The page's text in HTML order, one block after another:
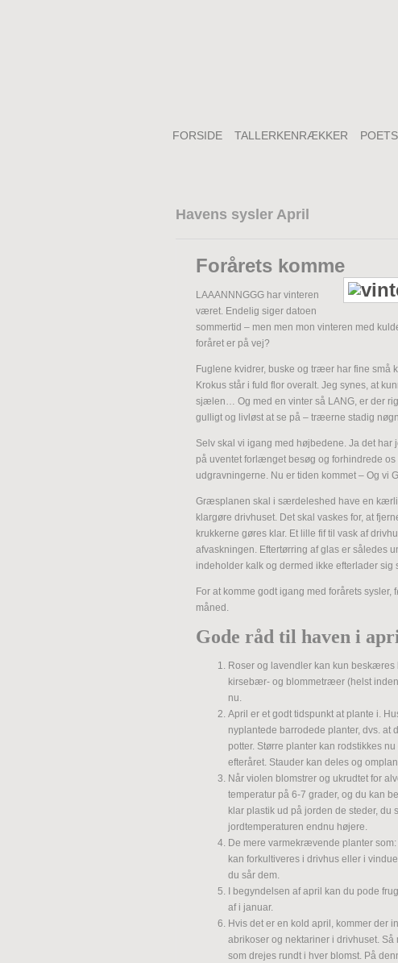
FORSIDE TALLERKENRÆKKER
Havens sysler April
Forårets komme
LAAANNNGGG har vinteren
været. Endelig siger datoen
sommertid – men men mon vinteren med
foråret er på vej?
Fuglene kvidrer, buske og træer har fine små
Krokus står i fuld flor overalt. Jeg synes, at
sjælen… Og med en vinter så LANG, er der
gulligt og livløst at se på – træerne stadig
Selv skal vi igang med højbedene. Ja det har
på uventet forlænget besøg og forhindrede os
udgravningerne. Nu er tiden kommet – Og vi
Græsplanen skal i særdeleshed have en
klargøre drivhuset. Det skal vaskes for, at
krukkerne gøres klar. Et lille fif til vask af
afvaskningen. Eftertørring af glas er således
indeholder kalk og dermed ikke efterlader sig
For at komme godt igang med forårets sysler,
måned.
Gode råd til haven i
Roser og lavendler kan kun
kirsebær- og blommetræer (helst
nu.
April er et godt tidspunkt at plante i.
nyplantede barrodede planter, dvs. at
potter. Større planter kan rodstikkes
efteråret. Stauder kan deles og
Når violen blomstrer og ukrudtet for
temperatur på 6-7 grader, og du kan
klar plastik ud på jorden de steder, du
jordtemperaturen endnu højere.
De mere varmekrævende planter
kan forkultiveres i drivhus eller i
du sår dem.
I begyndelsen af april kan du pode
af i januar.
Hvis det er en kold april, kommer der
abrikoser og nektariner i drivhuset.
som drejes rundt i hver blomst. På